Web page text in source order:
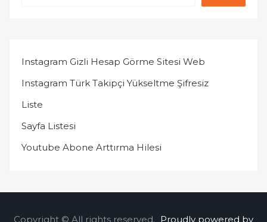
Instagram Gizli Hesap Görme Sitesi Web
Instagram Türk Takipçi Yükseltme Şifresiz
Liste
Sayfa Listesi
Youtube Abone Arttırma Hilesi
Copyright © All rights reserved. Proudly powered by